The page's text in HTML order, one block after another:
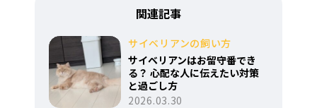
関連記事
サイベリアンの飼い方
サイベリアンはお留守番でき
る？ 心配な人に伝えたい対策
と過ごし方
2026.03.30